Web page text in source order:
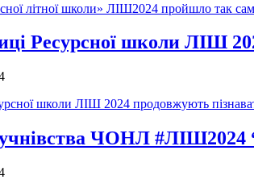
літної школи» ЛІШ2024 пройшло так
Ресурсної школи ЛІШ
школи ЛІШ 2024 продовжують
ЧОНЛ #ЛІШ2024